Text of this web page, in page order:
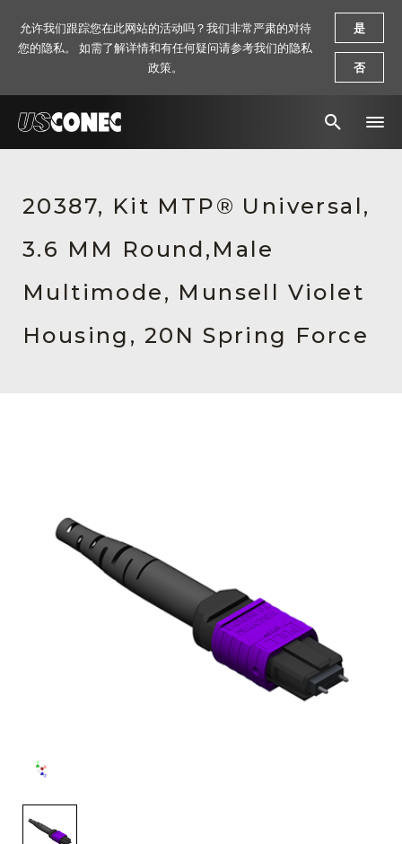
解决方案
产品
资源
关于我们
工作机会
20387, Kit MTP® Universal,
3.6 MM Round,Male
Multimode, Munsell Violet
Housing, 20N Spring Force
允许我们跟踪您在此网站的活动吗？我们非常严肃的对待
您的隐私。 如需了解详情和有任何疑问请参考我们的隐私
政策。
是
否